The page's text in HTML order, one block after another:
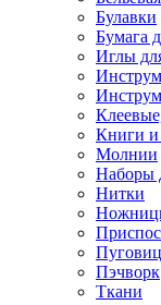
Булавки
Бумага
Иглы
Книги
Молнии
Наборы
Нитки
Пэчворк
Ткани